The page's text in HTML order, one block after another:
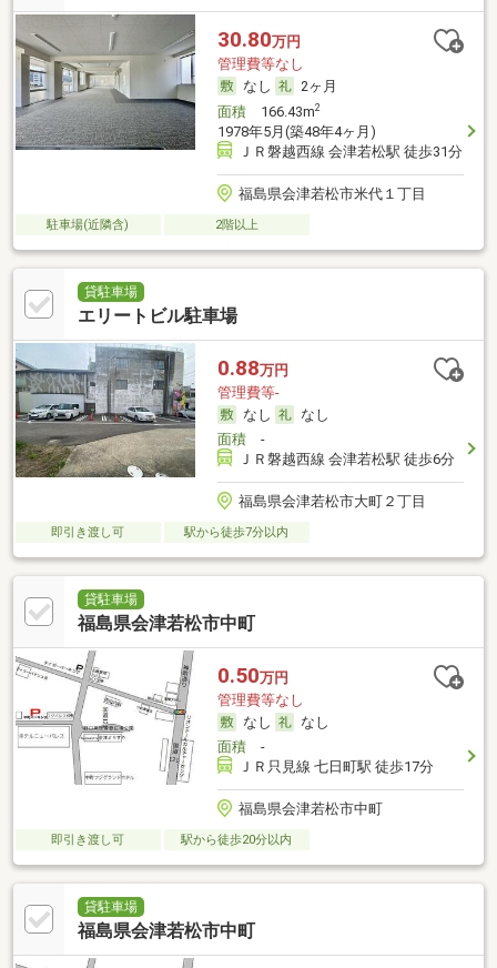
30.80万円
管理費等なし
なし
2ヶ月
面積166.43m2
1978年5月(築48年4ヶ月)
ＪＲ磐越西線 会津若松駅 徒歩31分
福島県会津若松市米代１丁目
駐車場(近隣含) 2階以上
貸駐車場
エリートビル駐車場
0.88万円
管理費等-
なし
なし
面積-
ＪＲ磐越西線 会津若松駅 徒歩6分
福島県会津若松市大町２丁目
即引き渡し可 駅から徒歩7分以内
貸駐車場
福島県会津若松市中町
0.50万円
管理費等なし
なし
なし
面積-
ＪＲ只見線 七日町駅 徒歩17分
福島県会津若松市中町
即引き渡し可 駅から徒歩20分以内
貸駐車場
福島県会津若松市中町